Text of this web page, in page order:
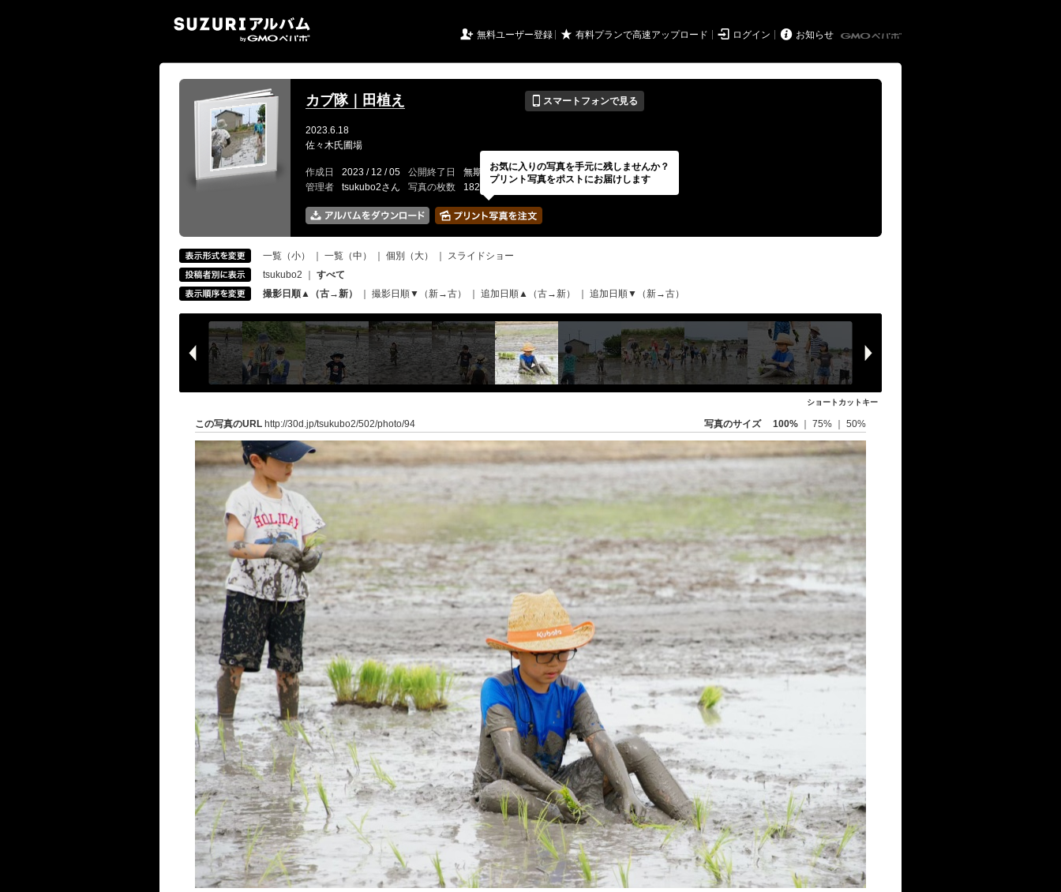
 無料ユーザー登録 ★ 有料プランで高速アップロード  ログイン  お知らせ
カブ隊｜田植え 📱 スマートフォンで見る
2023.6.18
佐々木氏圃場
作成日 2023 / 12 / 05 公開終了日 無期限 イベントの期間
---
管理者
tsukubo2さん 写真の枚数 182 / 2000枚
一覧（小） 一覧（中） 個別（大）
スライドショー
tsukubo2
すべて
撮影日順▲（古→新）
撮影日順▼（新→古） 追加日順▲（古→新） 追加日順▼（新→古）
ショートカットキー
この写真のURL http://30d.jp/tsukubo2/502/photo/94 写真のサイズ 100% 75% 50%
お気に入りの写真を手元に残しませんか？
プリント写真をポストにお届けします